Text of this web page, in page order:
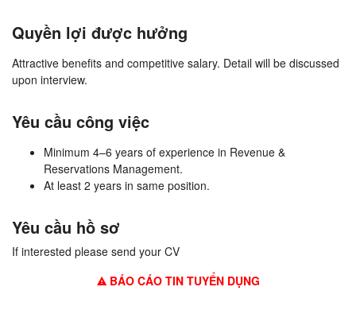
Quyền lợi được hưởng
Attractive benefits and competitive salary. Detail will be discussed
upon interview.
Yêu cầu công việc
Minimum 4–6 years of experience in Revenue &
Reservations Management.
At least 2 years in same position.
Yêu cầu hồ sơ
If interested please send your CV
BÁO CÁO TIN TUYỂN DỤNG